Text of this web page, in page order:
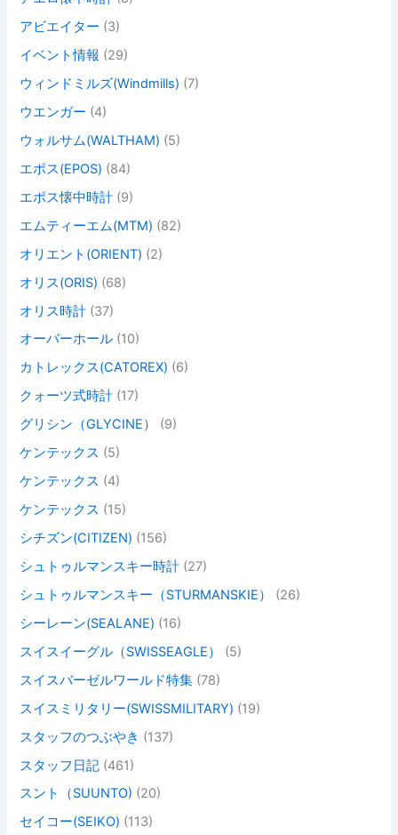
アビエイター (3)
イベント情報 (29)
ウィンドミルズ(Windmills) (7)
ウエンガー (4)
ウォルサム(WALTHAM) (5)
エポス(EPOS) (84)
エポス懐中時計 (9)
エムティーエム(MTM) (82)
オリエント(ORIENT) (2)
オリス(ORIS) (68)
オリス時計 (37)
オーバーホール (10)
カトレックス(CATOREX) (6)
クォーツ式時計 (17)
グリシン（GLYCINE）
(9)
ケンテックス (5)
ケンテックス (4)
ケンテックス (15)
シチズン(CITIZEN) (156)
シュトゥルマンスキー時計 (27)
シュトゥルマンスキー（STURMANSKIE）
(26)
シーレーン(SEALANE) (16)
スイスイーグル（SWISSEAGLE）
(5)
スイスバーゼルワールド特集 (78)
スイスミリタリー(SWISSMILITARY) (19)
スタッフのつぶやき (137)
スタッフ日記 (461)
スント（SUUNTO) (20)
セイコー(SEIKO) (113)